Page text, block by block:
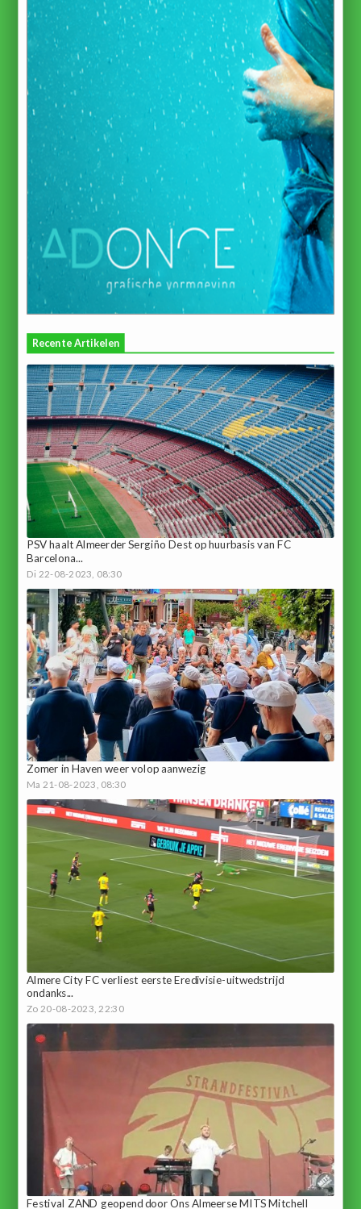
Recente Artikelen
PSV haalt Almeerder Sergiño Dest op huurbasis van FC
Barcelona...
Di 22-08-2023, 08:30
Zomer in Haven weer volop aanwezig
Ma 21-08-2023, 08:30
Almere City FC verliest eerste Eredivisie-uitwedstrijd
ondanks...
Zo 20-08-2023, 22:30
Festival ZAND geopend door Ons Almeerse MITS Mitchell